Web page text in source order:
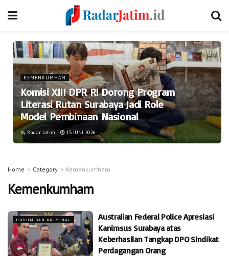
KEMENKUMHAM
Komisi XIII DPR RI Dorong Program
Literasi Rutan Surabaya Jadi Role
Model Pembinaan Nasional
by Radar Jatim 15 JUNI 2026
Home Category Kemenkumham
Kemenkumham
HUKUM DAN KRIMINAL
Australian Federal Police Apresiasi
Kanimsus Surabaya atas
Keberhasilan Tangkap DPO Sindikat
Perdagangan Orang